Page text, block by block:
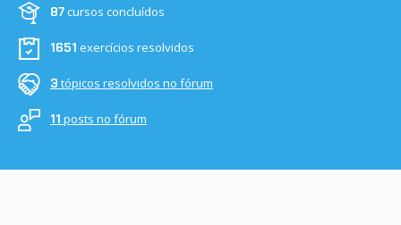
87cursos concluídos
1651 exercícios resolvidos
3 tópicos resolvidos no fórum
11 posts no fórum